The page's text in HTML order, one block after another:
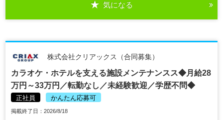
気になる
株式会社クリアックス（合同募集）
カラオケ・ホテルを支える施設メンテナンスス◆月給28
万円～33万円／転勤なし／未経験歓迎／学歴不問◆
正社員 かんたん応募可
掲載終了日：2026/8/18